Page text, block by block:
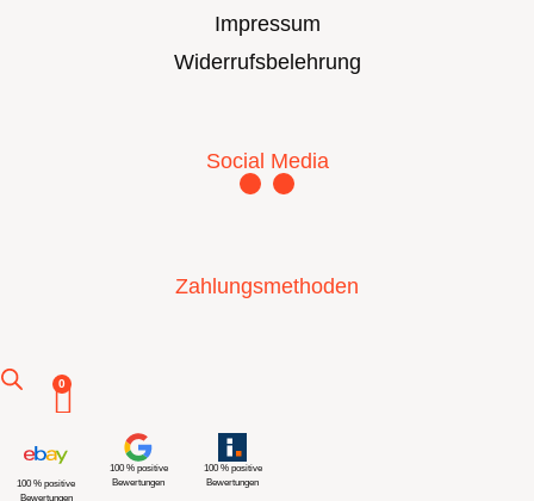
Impressum
Widerrufsbelehrung
Social Media
Zahlungsmethoden
0
100 % positive
Bewertungen
100 % positive
Bewertungen
100 % positive
Bewertungen